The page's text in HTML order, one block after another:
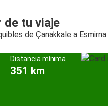
de tu viaje
de Çanakkale a Esmirna
Distancia mínima
351 km